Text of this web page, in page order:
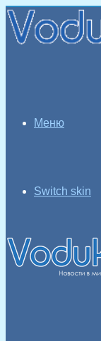
Меню
Switch skin